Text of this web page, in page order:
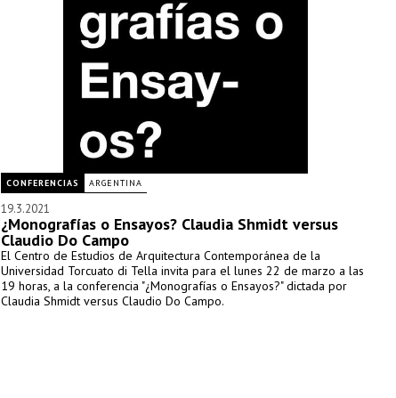
CONFERENCIAS ARGENTINA
19.3.2021
¿Monografías o Ensayos? Claudia Shmidt versus
Claudio Do Campo
El Centro de Estudios de Arquitectura Contemporánea de la
Universidad Torcuato di Tella invita para el lunes 22 de marzo a las
19 horas, a la conferencia "¿Monografías o Ensayos?" dictada por
Claudia Shmidt versus Claudio Do Campo.